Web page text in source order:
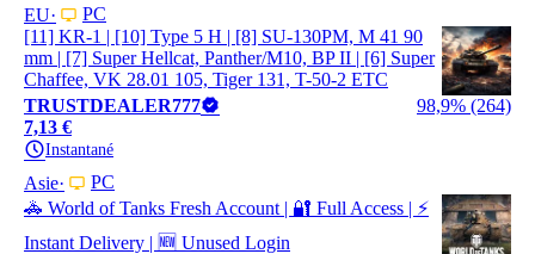
EU
PC
[11] KR-1 | [10] Type 5 H | [8] SU-130PM, M 41 90
mm | [7] Super Hellcat, Panther/M10, BP II | [6] Super
Chaffee, VK 28.01 105, Tiger 131, T-50-2 ETC
TRUSTDEALER777
98,9% (264)
7,13 €
Instantané
Asie
PC
🚓 World of Tanks Fresh Account | 🔐 Full Access | ⚡
Instant Delivery | 🆕 Unused Login